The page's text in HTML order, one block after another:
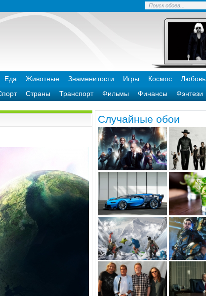
Еда Животные Знаменитости Игры Космос Любовь
Страны Транспорт Фильмы Финансы Фэнтези
Cлучайные обои